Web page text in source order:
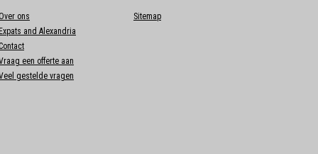
Over ons
Expats and Alexandria
Contact
een offerte aan
gestelde vragen
Sitemap